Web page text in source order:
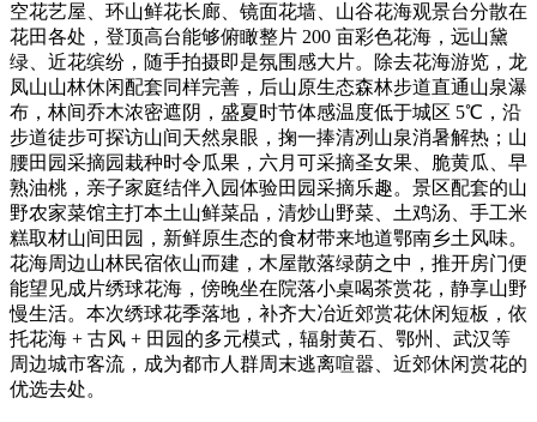
空花艺屋、环山鲜花长廊、镜面花墙、山谷花海观景台分散在
花田各处，登顶高台能够俯瞰整片 200 亩彩色花海，远山黛
绿、近花缤纷，随手拍摄即是氛围感大片。除去花海游览，龙
凤山山林休闲配套同样完善，后山原生态森林步道直通山泉瀑
布，林间乔木浓密遮阴，盛夏时节体感温度低于城区 5℃，沿
步道徒步可探访山间天然泉眼，掬一捧清冽山泉消暑解热；山
腰田园采摘园栽种时令瓜果，六月可采摘圣女果、脆黄瓜、早
熟油桃，亲子家庭结伴入园体验田园采摘乐趣。景区配套的山
野农家菜馆主打本土山鲜菜品，清炒山野菜、土鸡汤、手工米
糕取材山间田园，新鲜原生态的食材带来地道鄂南乡土风味。
花海周边山林民宿依山而建，木屋散落绿荫之中，推开房门便
能望见成片绣球花海，傍晚坐在院落小桌喝茶赏花，静享山野
慢生活。本次绣球花季落地，补齐大冶近郊赏花休闲短板，依
托花海 + 古风 + 田园的多元模式，辐射黄石、鄂州、武汉等
周边城市客流，成为都市人群周末逃离喧嚣、近郊休闲赏花的
优选去处。